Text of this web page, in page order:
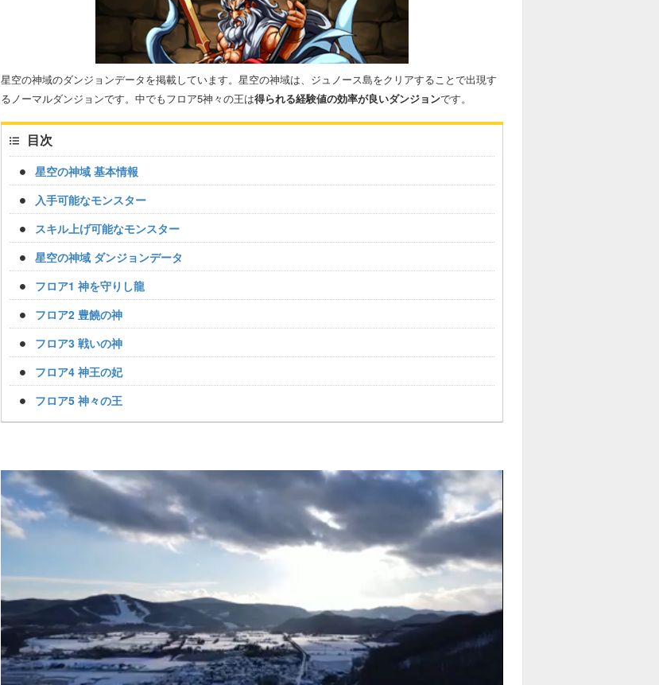
星空の神域のダンジョンデータを掲載しています。星空の神域は、ジュノース島をクリアすることで出現す
るノーマルダンジョンです。中でもフロア5神々の王は得られる経験値の効率が良いダンジョンです。
目次
星空の神域 基本情報
入手可能なモンスター
スキル上げ可能なモンスター
星空の神域 ダンジョンデータ
フロア1 神を守りし龍
フロア2 豊饒の神
フロア3 戦いの神
フロア4 神王の妃
フロア5 神々の王